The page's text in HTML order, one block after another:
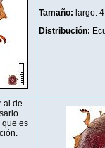
Tamaño: largo:
Distribución:
al de
que es